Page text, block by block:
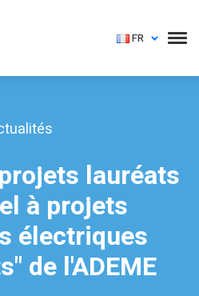
FR
lauréats
à projets
électriques
de l'ADEME